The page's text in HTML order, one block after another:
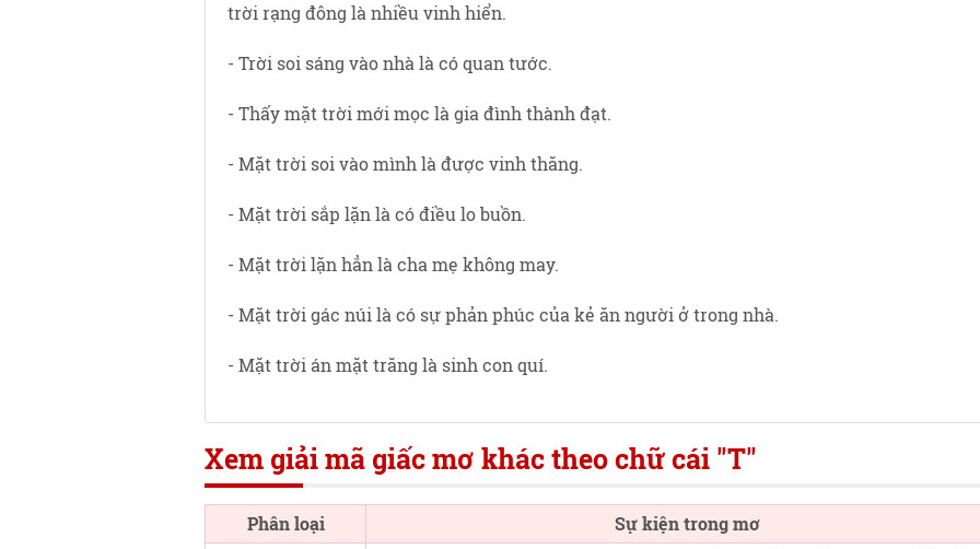
trời rạng đông là nhiều vinh hiển.
- Trời soi sáng vào nhà là có quan tước.
- Thấy mặt trời mới mọc là gia đình thành đạt.
- Mặt trời soi vào mình là được vinh thăng.
- Mặt trời sắp lặn là có điều lo buồn.
- Mặt trời lặn hẳn là cha mẹ không may.
- Mặt trời gác núi là có sự phản phúc của kẻ ăn người ở trong nhà.
- Mặt trời án mặt trăng là sinh con quí.
Xem giải mã giấc mơ khác theo chữ cái "T"
Phân loại
Sự kiện trong mơ